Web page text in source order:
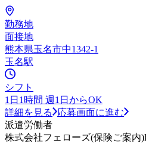
勤務地
面接地
熊本県玉名市中1342-1
玉名駅
シフト
1日1時間 週1日からOK
詳細を見る
応募画面に進む
派遣労働者
株式会社フェローズ(保険ご案内